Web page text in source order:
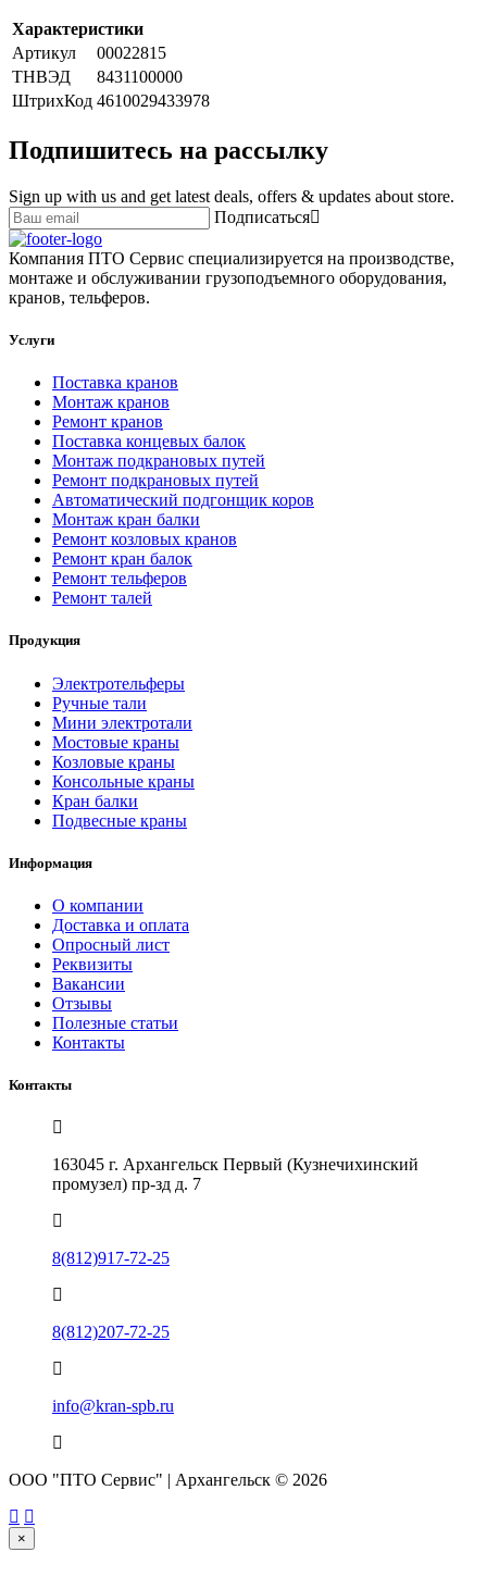
Характеристики
Артикул
00022815
ТНВЭД
8431100000
ШтрихКод 4610029433978
Подпишитесь на рассылку
Sign up with us and get latest deals, offers & updates about store.
Подписаться
Компания ПТО Сервис специализируется на производстве,
монтаже и обслуживании грузоподъемного оборудования,
кранов, тельферов.
Услуги
Поставка кранов
Монтаж кранов
Ремонт кранов
Поставка концевых балок
Монтаж подкрановых путей
Ремонт подкрановых путей
Автоматический подгонщик коров
Монтаж кран балки
Ремонт козловых кранов
Ремонт кран балок
Ремонт тельферов
Ремонт талей
Продукция
Электротельферы
Ручные тали
Мини электротали
Мостовые краны
Козловые краны
Консольные краны
Кран балки
Подвесные краны
Информация
О компании
Доставка и оплата
Опросный лист
Реквизиты
Вакансии
Отзывы
Полезные статьи
Контакты
Контакты
163045 г. Архангельск Первый (Кузнечихинский
промузел) пр-зд д. 7
8(812)917-72-25
8(812)207-72-25
info@kran-spb.ru
ООО "ПТО Сервис" | Архангельск © 2026
×